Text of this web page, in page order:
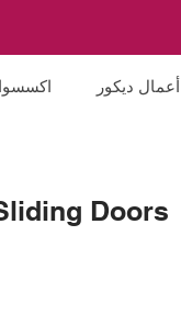
أعمال ديكور
Doors